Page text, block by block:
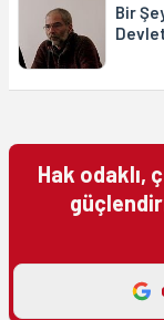
Bir
Hak odaklı,